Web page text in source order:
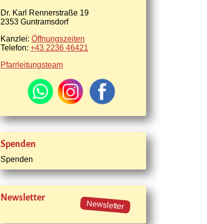
Dr. Karl Rennerstraße 19
2353 Guntramsdorf
Kanzlei: Öffnungszeiten
Telefon: +43 2236 46421
Pfarrleitungsteam
Spenden
Spenden
Newsletter
Newsletter